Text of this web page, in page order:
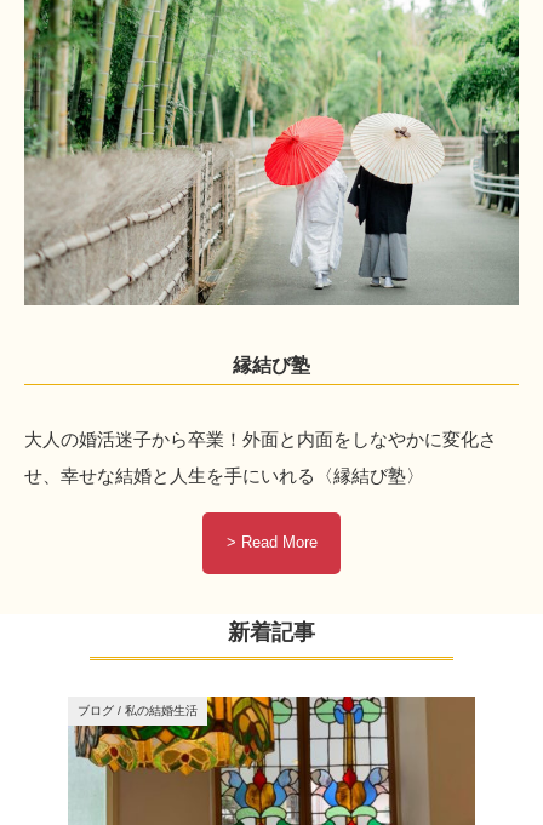
縁結び塾
大人の婚活迷子から卒業！外面と内面をしなやかに変化さ
せ、幸せな結婚と人生を手にいれる〈縁結び塾〉
> Read More
新着記事
ブログ / 私の結婚生活